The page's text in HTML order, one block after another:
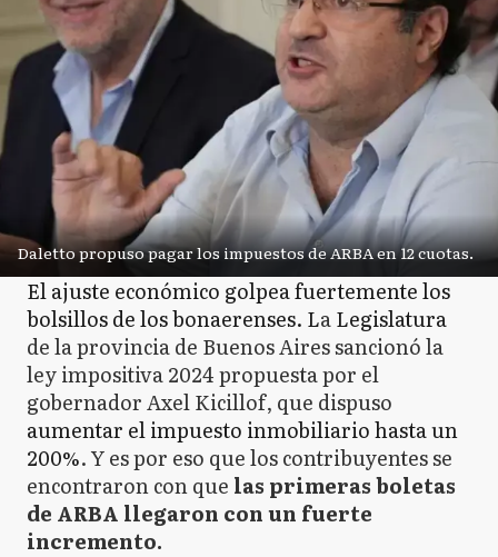
Daletto propuso pagar los impuestos de ARBA en 12 cuotas.
El ajuste económico golpea fuertemente los
bolsillos de los bonaerenses. LaLegislatura
de la provincia de Buenos Aires sancionó la
ley impositiva 2024 propuesta por el
gobernador Axel Kicillof, que dispuso
aumentar el impuesto inmobiliario hasta un
200%. Y es por eso que los contribuyentes se
encontraron con que las primeras boletas
de ARBA llegaron con un fuerte
incremento.